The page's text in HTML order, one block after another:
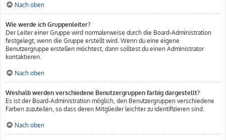
Nach oben
Wie werde ich Gruppenleiter?
Der Leiter einer Gruppe wird normalerweise durch die Board-Administration
festgelegt, wenn die Gruppe erstellt wird. Wenn du eine eigene
Benutzergruppe erstellen möchtest, dann solltest du einen Administrator
kontaktieren.
Nach oben
Weshalb werden verschiedene Benutzergruppen farbig dargestellt?
Es ist der Board-Administration möglich, den Benutzergruppen verschiedene
Farben zuzuteilen, so dass deren Mitglieder leichter zu identifizieren sind.
Nach oben